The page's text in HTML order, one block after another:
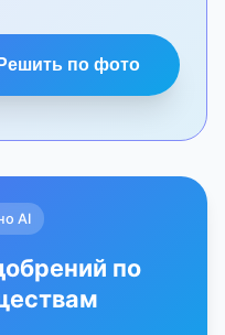
Решить по фото
AI
по